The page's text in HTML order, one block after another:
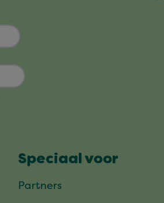
Speciaal voor
Partners